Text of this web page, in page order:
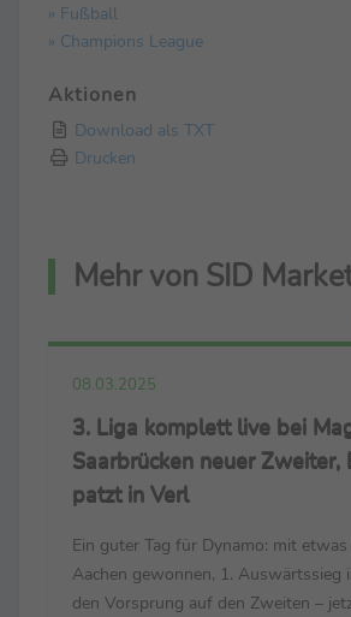
» Fußball
» Champions League
Aktionen
Download als TXT
Drucken
Mehr von SID
08.03.2025
3. Liga komplett live bei
Saarbrücken neuer Zweiter,
patzt in Verl
Ein guter Tag für Dynamo: mit
Aachen gewonnen, 1. Auswärtssieg
den Vorsprung auf den Zweiten –